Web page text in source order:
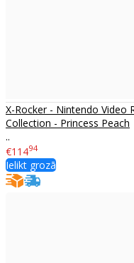
X-Rocker - Nintendo Video
Collection - Princess Peach
..
€11494
Ielikt grozā